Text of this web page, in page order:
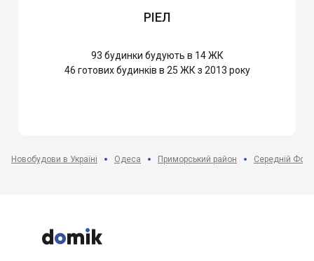
РІЕЛ
93 будинки будують в 14 ЖК
46 готових будинків в 25 ЖК з 2013 року
Новобудови в Україні Одеса Приморський район Середній


